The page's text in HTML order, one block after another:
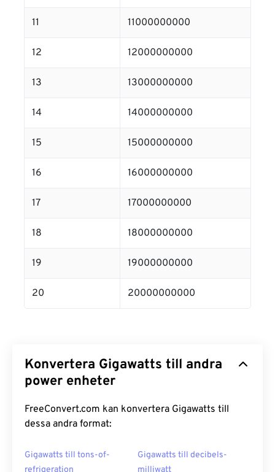
11 11000000000
12 12000000000
13 13000000000
14 14000000000
15 15000000000
16 16000000000
17 17000000000
18 18000000000
19 19000000000
20 20000000000
Konvertera Gigawatts till andra
power enheter
FreeConvert.com kan konvertera Gigawatts till
dessa andra format:
Gigawatts till tons-of-
refrigeration
Gigawatts till decibels-
milliwatt